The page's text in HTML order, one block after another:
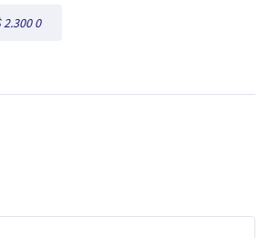
2.300 0